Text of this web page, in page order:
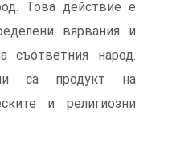
Това действие е
вярвания и
съответния народ.
са продукт на
и религиозни